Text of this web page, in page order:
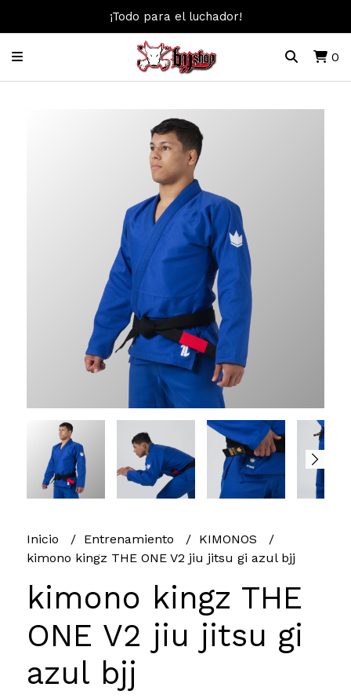
¡Todo para el luchador!
0
Inicio Entrenamiento
KIMONOS
kimono kingz THE ONE V2 jiu jitsu gi azul bjj
kimono kingz THE
ONE V2 jiu jitsu gi
azul bjj